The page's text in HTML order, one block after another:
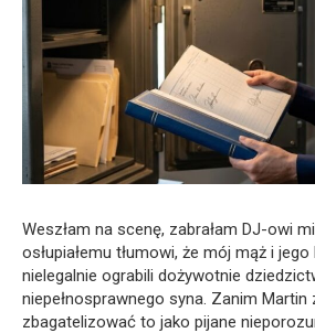
Weszłam na scenę, zabrałam DJ-owi
osłupiałemu tłumowi, że mój mąż i jego
nielegalnie ograbili dożywotnie
niepełnosprawnego syna. Zanim Martin
zbagatelizować to jako pijane